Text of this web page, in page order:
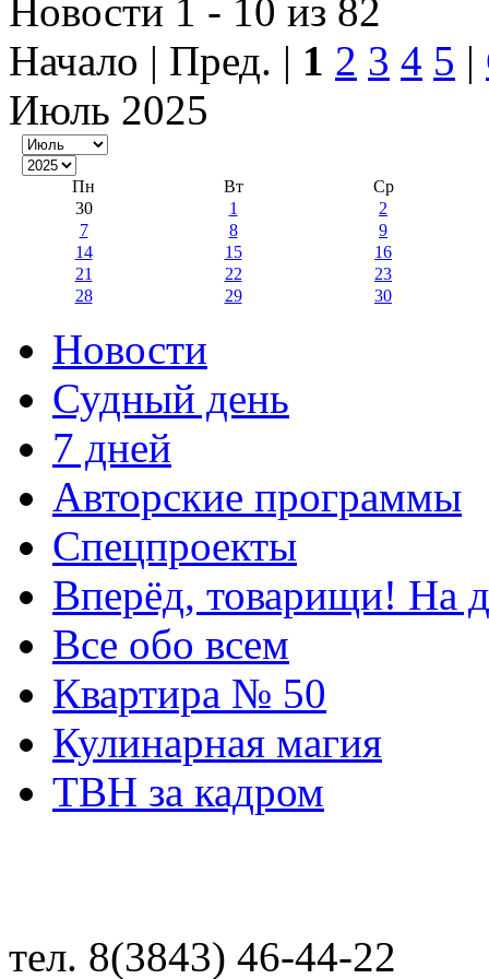
Новости 1 - 10 из 82
Начало | Пред. | 1 2 3 4 5 |
Июль 2025
Пн Вт
Ср
30
1
2
7
8
9
14
15
16
21
22
23
28
29 30
Новости
Судный день
7 дней
Авторские программы
Спецпроекты
Вперёд, товарищи! На
Все обо всем
Квартира № 50
Кулинарная магия
ТВН за кадром
тел. 8(3843) 46-44-22